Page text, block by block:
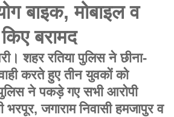
बाइक, मोबाइल व
बरामद
शहर रतिया पुलिस ने छीना-
करते हुए तीन युवकों को
ने पकड़े गए सभी आरोपी
भरपूर, जगाराम निवासी हमजापुर व